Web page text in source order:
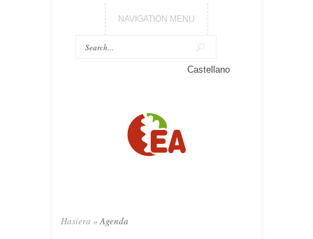
NAVIGATION MENU
Castellano
Hasiera » Agenda